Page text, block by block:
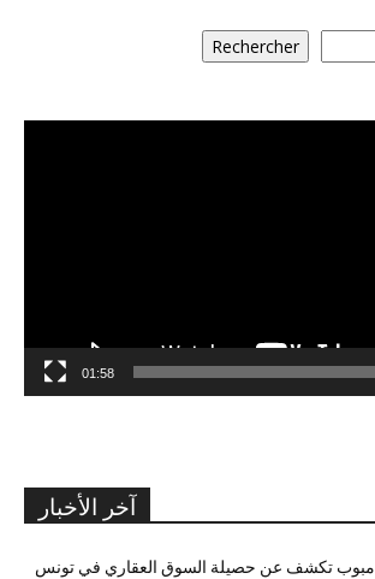
Rechercher
01:58
آخر الأخبار
مبوب تكشف عن حصيلة السوق العقاري في تونس